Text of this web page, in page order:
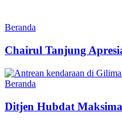
Beranda
Chairul Tanjung
Beranda
Ditjen Hubdat